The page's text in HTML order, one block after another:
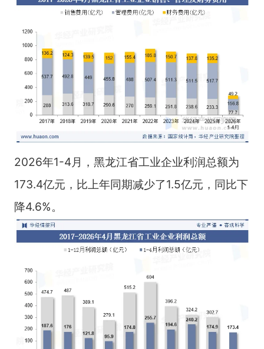
2026年1-4月，黑龙江省工业企业利润总额为
173.4亿元，比上年同期减少了1.5亿元，同比下
降4.6%。